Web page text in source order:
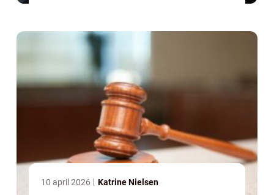
10 april 2026 Katrine Nielsen